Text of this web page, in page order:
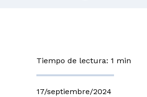
Tiempo de lectura: 1 min
17/septiembre/2024